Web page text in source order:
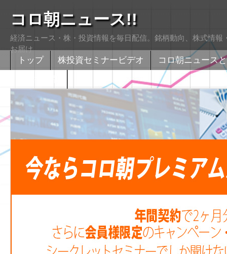
コロ朝ニュース!!
経済ニュース・株・投資情報を毎日配信。銘柄動向、株式情
お届け
トップ 株投資セミナービデオ
コロ朝ニュース